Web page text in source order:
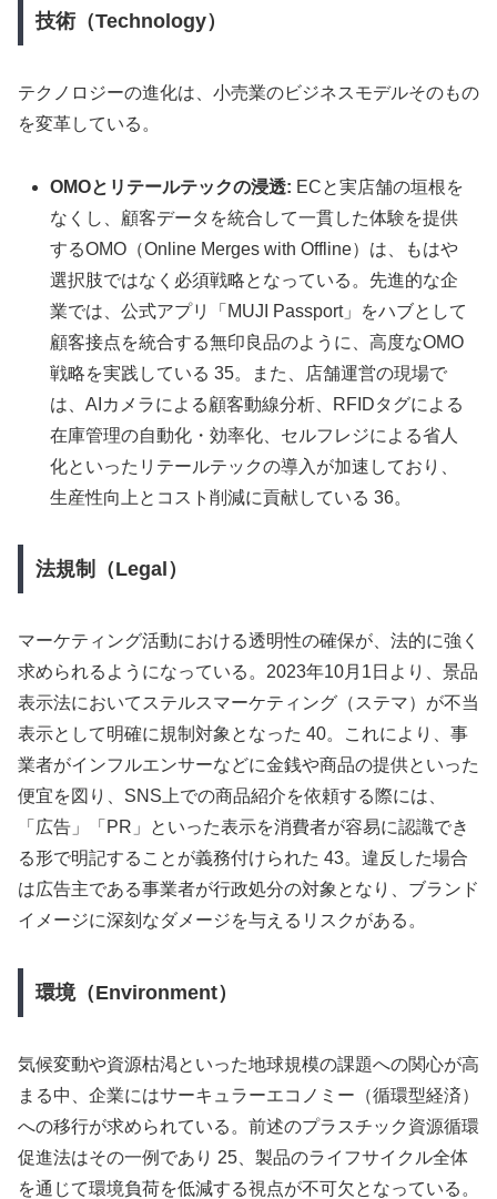
技術（Technology）
テクノロジーの進化は、小売業のビジネスモデルそのもの
を変革している。
OMOとリテールテックの浸透: ECと実店舗の垣根を
なくし、顧客データを統合して一貫した体験を提供
するOMO（Online Merges with Offline）は、もはや
選択肢ではなく必須戦略となっている。先進的な企
業では、公式アプリ「MUJI Passport」をハブとして
顧客接点を統合する無印良品のように、高度なOMO
戦略を実践している 35。また、店舗運営の現場で
は、AIカメラによる顧客動線分析、RFIDタグによる
在庫管理の自動化・効率化、セルフレジによる省人
化といったリテールテックの導入が加速しており、
生産性向上とコスト削減に貢献している 36。
法規制（Legal）
マーケティング活動における透明性の確保が、法的に強く
求められるようになっている。2023年10月1日より、景品
表示法においてステルスマーケティング（ステマ）が不当
表示として明確に規制対象となった 40。これにより、事
業者がインフルエンサーなどに金銭や商品の提供といった
便宜を図り、SNS上での商品紹介を依頼する際には、
「広告」「PR」といった表示を消費者が容易に認識でき
る形で明記することが義務付けられた 43。違反した場合
は広告主である事業者が行政処分の対象となり、ブランド
イメージに深刻なダメージを与えるリスクがある。
環境（Environment）
気候変動や資源枯渇といった地球規模の課題への関心が高
まる中、企業にはサーキュラーエコノミー（循環型経済）
への移行が求められている。前述のプラスチック資源循環
促進法はその一例であり 25、製品のライフサイクル全体
を通じて環境負荷を低減する視点が不可欠となっている。